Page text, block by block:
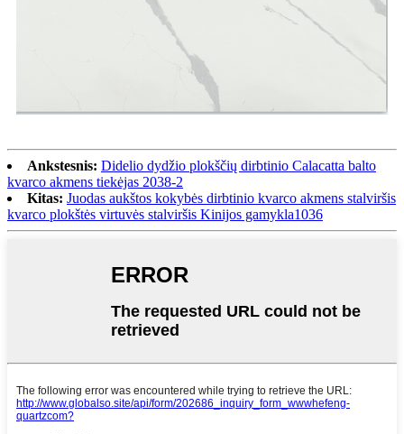
Ankstesnis: Didelio dydžio plokščių dirbtinio Calacatta balto
kvarco akmens tiekėjas 2038-2
Kitas: Juodas aukštos kokybės dirbtinio kvarco akmens stalviršis
kvarco plokštės virtuvės stalviršis Kinijos gamykla1036